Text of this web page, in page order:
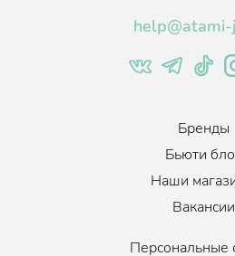
Бренды
Бьюти
Наши
Вакансии
Персональные